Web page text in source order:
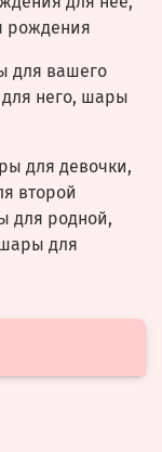
рождения
для вашего
него, шары
для девочки,
второй
для родной,
для